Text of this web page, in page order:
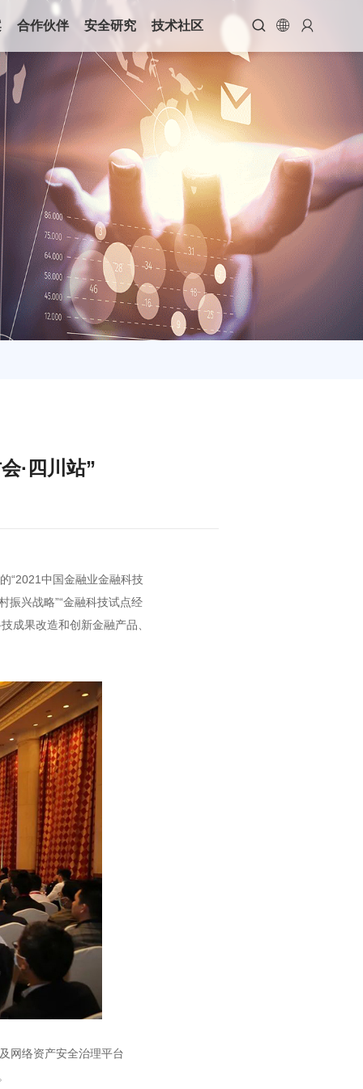
合作伙伴 安全研究 技术社区   
·四川站”
“2021中国金融业金融科技
振兴战略”“金融科技试点经
成果改造和创新金融产品、
网络资产安全治理平台